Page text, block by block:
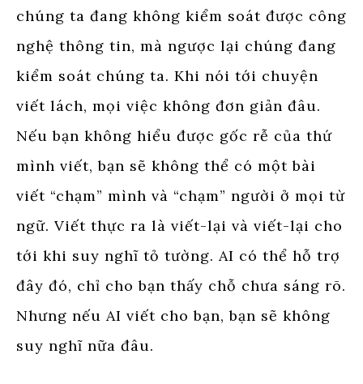
chúng ta đang không kiểm soát được công
nghệ thông tin, mà ngược lại chúng đang
kiểm soát chúng ta. Khi nói tới chuyện
viết lách, mọi việc không đơn giản đâu.
Nếu bạn không hiểu được gốc rễ của thứ
mình viết, bạn sẽ không thể có một bài
viết “chạm” mình và “chạm” người ở mọi từ
ngữ. Viết thực ra là viết-lại và viết-lại cho
tới khi suy nghĩ tỏ tường. AI có thể hỗ trợ
đây đó, chỉ cho bạn thấy chỗ chưa sáng rõ.
Nhưng nếu AI viết cho bạn, bạn sẽ không
suy nghĩ nữa đâu.